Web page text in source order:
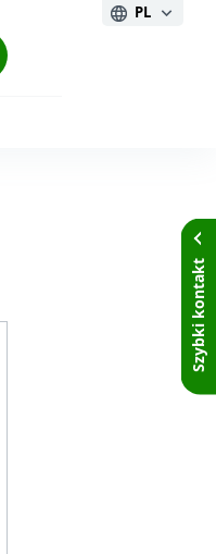
PL
Szybki kontakt